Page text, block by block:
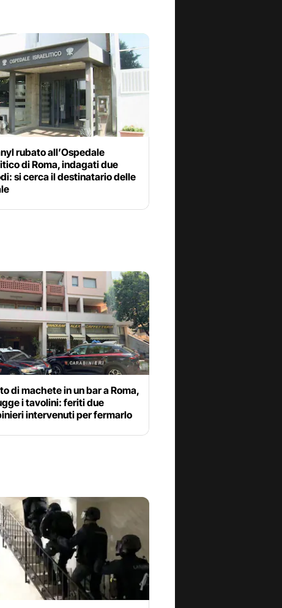
rubato all’Ospedale
di Roma, indagati due
si cerca il destinatario delle
di machete in un bar a Roma,
i tavolini: feriti due
intervenuti per fermarlo